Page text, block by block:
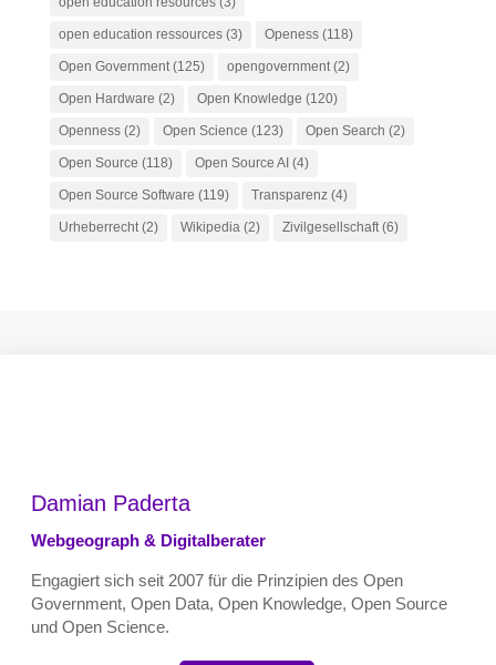
open education ressources(3) Openess(118)
Open Government(125) opengovernment(2)
Open Hardware (2) Open Knowledge (120)
Openness(2) Open Science (123) Open Search (2)
Open Source (118) Open Source AI (4)
Open Source Software (119) Transparenz(4)
Urheberrecht(2) Wikipedia(2) Zivilgesellschaft(6)
Damian Paderta
Webgeograph & Digitalberater
Engagiert sich seit 2007 für die Prinzipien des Open
Government, Open Data, Open Knowledge, Open Source
und Open Science.